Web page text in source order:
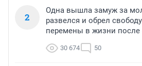
2
Одна вышла замуж за
развелся и обрел
перемены в жизни после
30 674 50